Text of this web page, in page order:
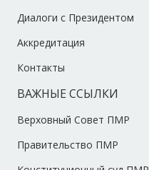
Диалоги с Президентом
Аккредитация
Контакты
ВАЖНЫЕ ССЫЛКИ
Верховный Совет ПМР
Правительство ПМР